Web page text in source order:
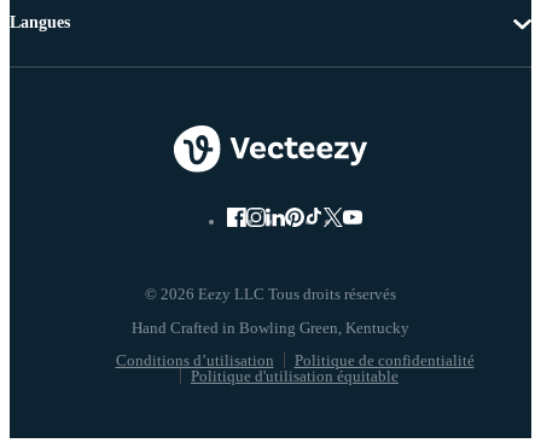
© 2026 Eezy LLC Tous droits réservés
Conditions d’utilisation
Politique de confidentialité
Politique d'utilisation équitable
Langues